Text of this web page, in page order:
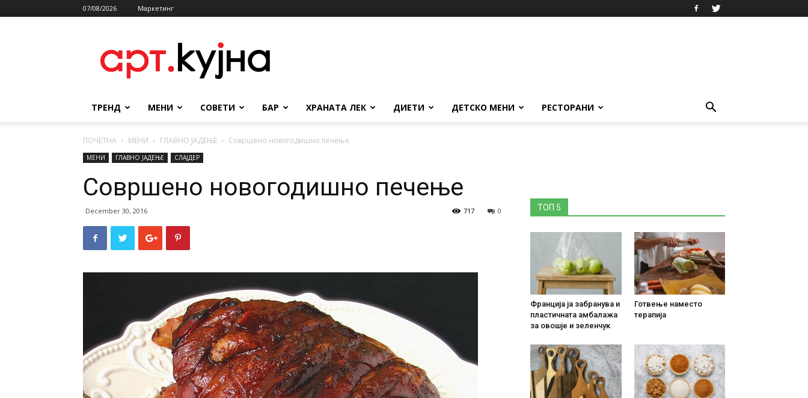
07/08/2026 Маркетинг
ТРЕНД МЕНИ СОВЕТИ БАР ХРАНАТА ЛЕК ДИЕТИ ДЕТСКО МЕНИ РЕСТОРАНИ
ПОЧЕТНА МЕНИ ГЛАВНО ЈАДЕЊЕ Совршено новогодишно печење
МЕНИ ГЛАВНО ЈАДЕЊЕ СЛАЈДЕР
Совршено новогодишно печење
December 30, 2016 0
717 ТОП 5
Франција ја забранува и
пластичната амбалажа
за овошје и зеленчук
Готвење наместо
терапија